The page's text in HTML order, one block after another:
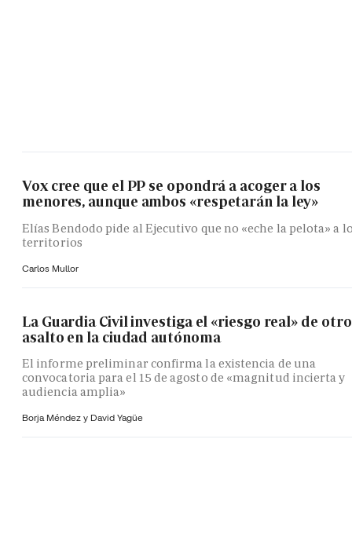
Vox cree que el PP se opondrá a acoger a los
menores, aunque ambos «respetarán la ley»
Elías Bendodo pide al Ejecutivo que no «eche la pelota» a
territorios
Carlos Mullor
La Guardia Civil investiga el «riesgo real» de otro
asalto en la ciudad autónoma
El informe preliminar confirma la existencia de una
convocatoria para el 15 de agosto de «magnitud incierta y
audiencia amplia»
Borja Méndez y David Yagüe